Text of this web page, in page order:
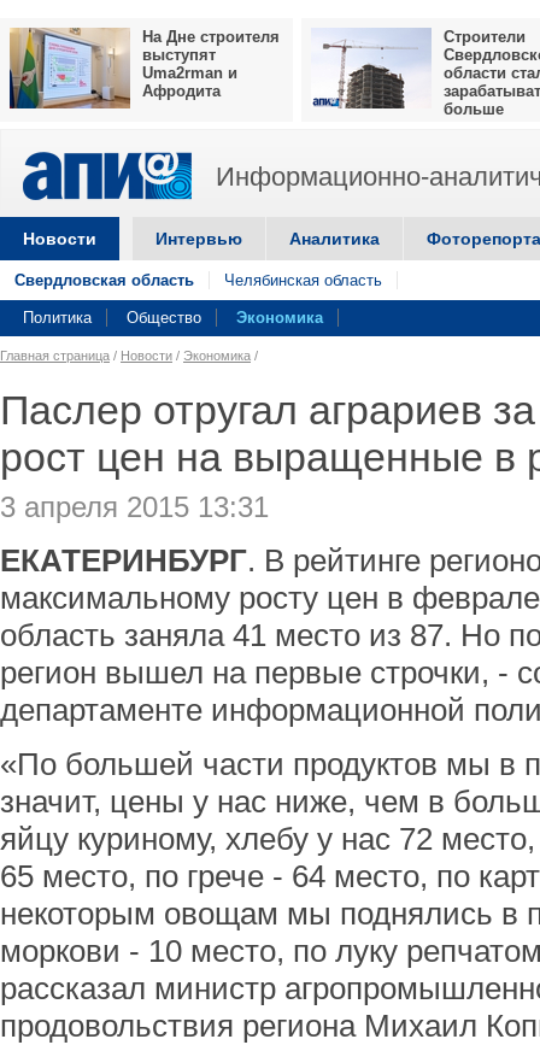
На Дне строителя
выступят
Uma2rman и
Афродита
Строители
области
больше
Информационно-
Новости Интервью Аналитика
Свердловская область Челябинская область
Политика Общество Экономика
Главная страница / Новости / Экономика /
Паслер отругал аграриев
рост цен на выращенные в
3 апреля 2015 13:31
ЕКАТЕРИНБУРГ. В рейтинге
максимальному росту цен в
область заняла 41 место из 87. Но
регион вышел на первые строчки, -
департаменте информационной
«По большей части продуктов мы в
значит, цены у нас ниже, чем в
яйцу куриному, хлебу у нас 72
65 место, по грече - 64 место, по
некоторым овощам мы поднялись в
моркови - 10 место, по луку
рассказал министр
продовольствия региона Михаил